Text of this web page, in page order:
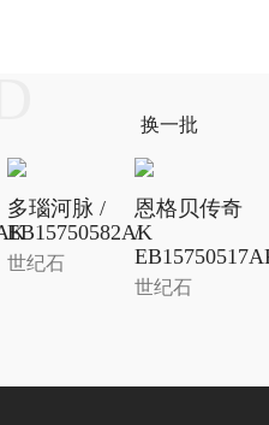
换一批
多瑙河脉 /
EB15750582AK
世纪石
恩格贝传奇
/
世纪石